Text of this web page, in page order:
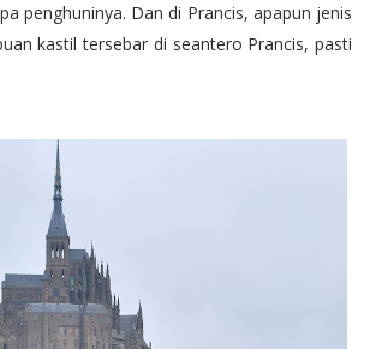
penghuninya. Dan di Prancis, apapun jenis
kastil tersebar di seantero Prancis, pasti